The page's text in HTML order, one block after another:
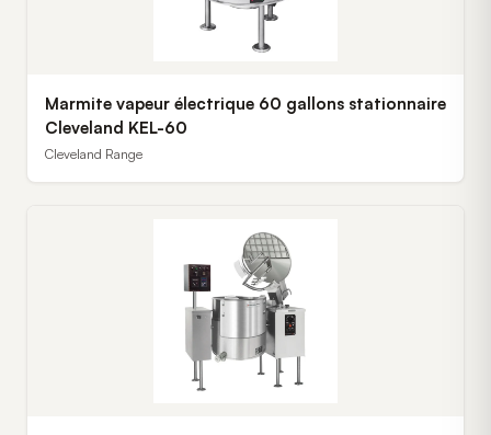
Marmite vapeur électrique 60 gallons stationnaire
Cleveland KEL-60
Cleveland Range